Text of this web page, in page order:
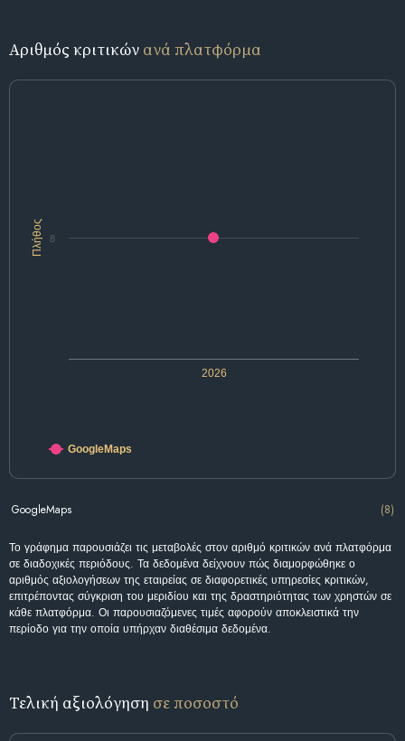
Αριθμός κριτικών ανά πλατφόρμα
Πλήθος
2026
8
GoogleMaps
GoogleMaps (8)
Το γράφημα παρουσιάζει τις μεταβολές στον αριθμό κριτικών ανά πλατφόρμα
σε διαδοχικές περιόδους. Τα δεδομένα δείχνουν πώς διαμορφώθηκε ο
αριθμός αξιολογήσεων της εταιρείας σε διαφορετικές υπηρεσίες κριτικών,
επιτρέποντας σύγκριση του μεριδίου και της δραστηριότητας των χρηστών σε
κάθε πλατφόρμα. Οι παρουσιαζόμενες τιμές αφορούν αποκλειστικά την
περίοδο για την οποία υπήρχαν διαθέσιμα δεδομένα.
Τελική αξιολόγηση σε ποσοστό